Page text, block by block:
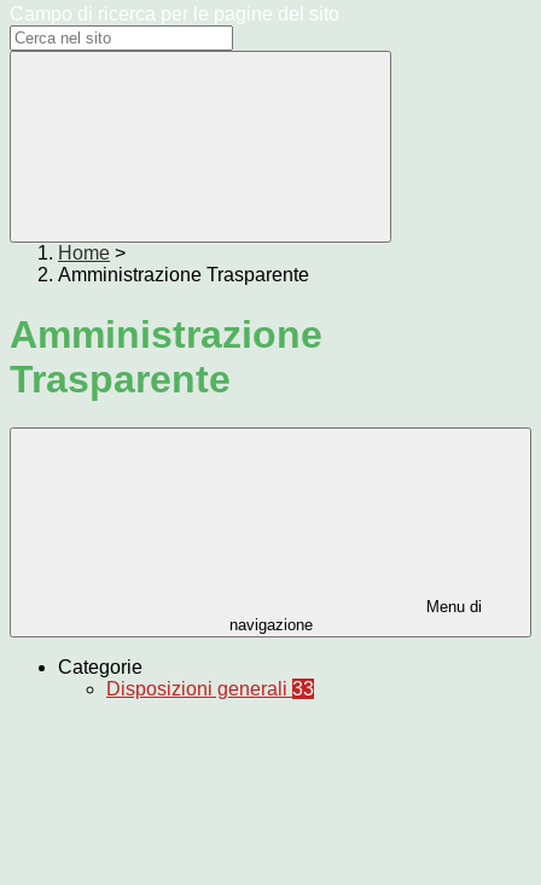
Campo di ricerca per le pagine del sito
Home >
Amministrazione Trasparente
Amministrazione
Trasparente
Menu di
navigazione
Categorie
Disposizioni generali 33